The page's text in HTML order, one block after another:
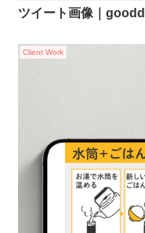
ツイート画像｜
Client Work